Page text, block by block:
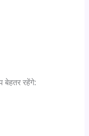
बेहतर रहेंगे: